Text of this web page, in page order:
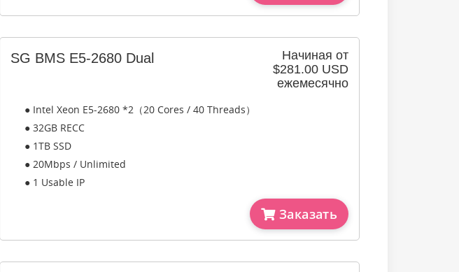
Начиная от
$281.00 USD
ежемесячно
SG BMS E5-2680 Dual
● Intel Xeon E5-2680 *2（20 Cores / 40 Threads）
● 32GB RECC
● 1TB SSD
● 20Mbps / Unlimited
● 1 Usable IP
Заказать